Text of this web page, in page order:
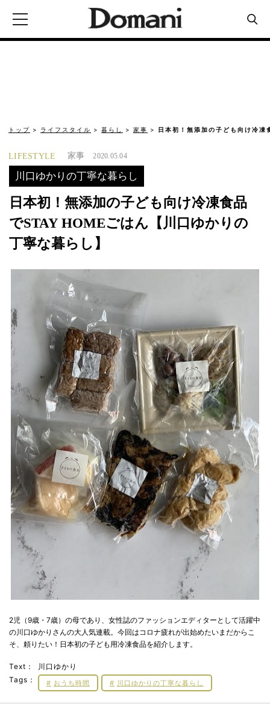
トップ ライフスタイル 暮らし 家事 日本初！無添加の子ども向け冷
LIFESTYLE 家事 2020.05.04
川口ゆかりの丁寧な暮らし
日本初！無添加の子ども向け冷凍食品
でSTAY HOMEごはん【川口ゆかりの
丁寧な暮らし】
2児（9歳・7歳）の母であり、女性誌のファッションエディターとして活躍中
の川口ゆかりさんの大人気連載。今回はコロナ疲れが出始めたいまだからこ
そ、頼りたい！日本初の子ども用冷凍食品を紹介します。
Text：
川口ゆかり
Tags：
おうち時間 川口ゆかりの丁寧な暮らし